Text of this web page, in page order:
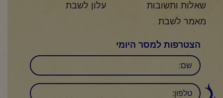
שאלות ותשובות
עלון לשבת
מאמר לשבת
הצטרפות למסר היומי
שם
טלפון: